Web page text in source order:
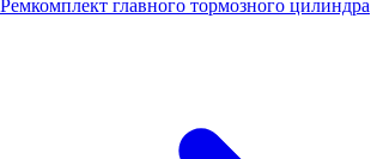
Ремкомплект главного тормозного цилиндра